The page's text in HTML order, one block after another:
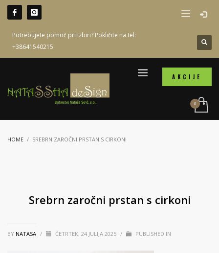
Potrebujete pomoč pri izbiri? Pokličite na tel:
+38641540215
AKCIJE
HOME SREBRN ZAROČNI PRSTAN S CIRKONI
Srebrn zaročni prstan s cirkoni
BY NATASA / ČETRTEK, 24 JULIJA 2025 / PUBLISHED IN